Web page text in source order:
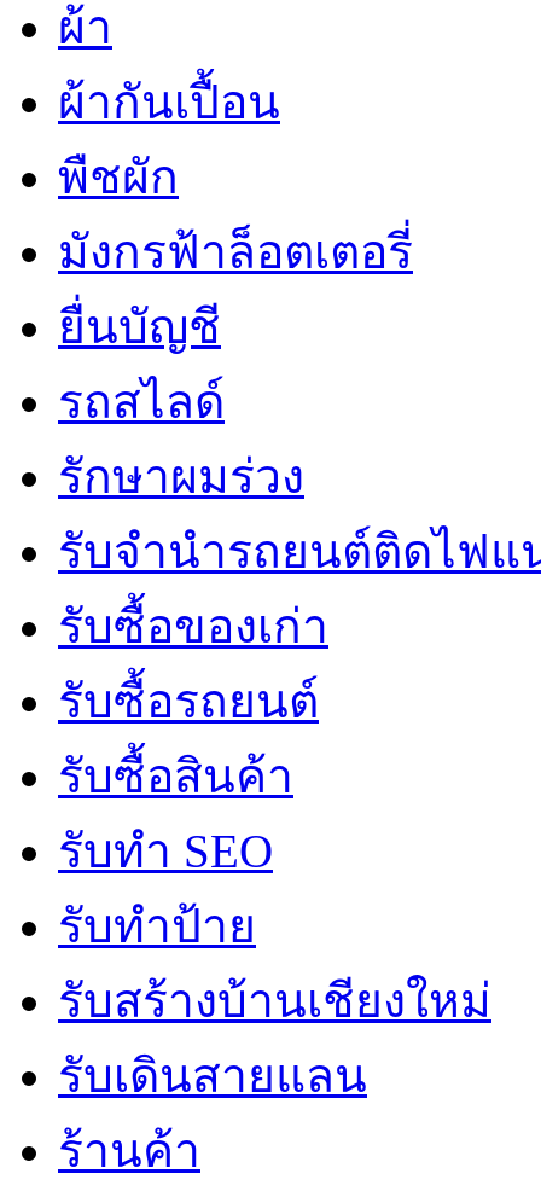
ผ้า
ผ้ากันเปื้อน
พืชผัก
มังกรฟ้าล็อตเตอรี่
ยื่นบัญชี
รถสไลด์
รักษาผมร่วง
รับจํานํารถยนต์ติดไฟ
รับซื้อของเก่า
รับซื้อรถยนต์
รับซื้อสินค้า
รับทำ SEO
รับทำป้าย
รับสร้างบ้านเชียงใหม่
รับเดินสายแลน
ร้านค้า